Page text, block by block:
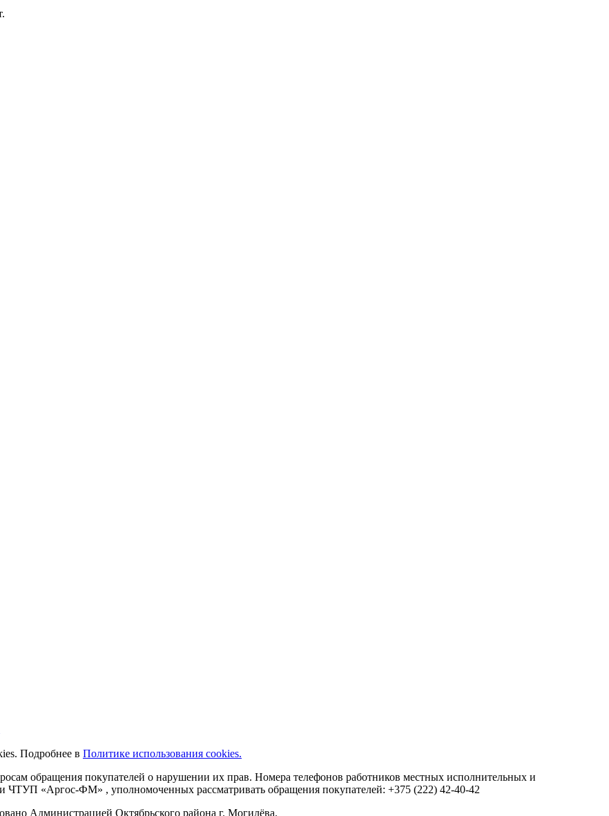
Подробнее в Политике использования cookies.
обращения покупателей о нарушении их прав. Номера телефонов работников местных исполнительных и
ЧТУП «Аргос-ФМ» , уполномоченных рассматривать обращения покупателей: +375 (222) 42-40-42
Администрацией Октябрьского района г. Могилёва.